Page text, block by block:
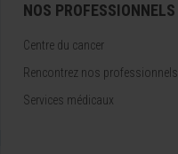
NOS PROFESSIONNELS
Centre du cancer
Rencontrez nos professionnels
Services médicaux